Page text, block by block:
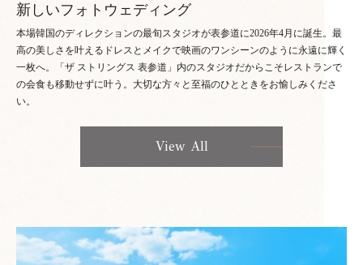
新しいフォトウェディング
本場韓国のディレクションの最旬スタジオが表参道に2026年4月に誕生。最
高の美しさを叶えるドレスとメイクで映画のワンシーンのように永遠に輝く
一枚へ。「ザ ストリングス 表参道」内のスタジオだからこそレストランで
の会食も移動せずに叶う。大切な方々と至福のひとときをお愉しみくださ
い。
View All